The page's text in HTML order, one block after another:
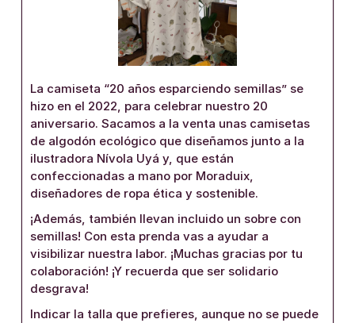
La camiseta “20 años esparciendo semillas” se
hizo en el 2022, para celebrar nuestro 20
aniversario. Sacamos a la venta unas camisetas
de algodón ecológico que diseñamos junto a la
ilustradora Nívola Uyá y, que están
confeccionadas a mano por Moraduix,
diseñadores de ropa ética y sostenible.
¡Además, también llevan incluido un sobre con
semillas! Con esta prenda vas a ayudar a
visibilizar nuestra labor. ¡Muchas gracias por tu
colaboración! ¡Y recuerda que ser solidario
desgrava!
Indicar la talla que prefieres, aunque no se puede